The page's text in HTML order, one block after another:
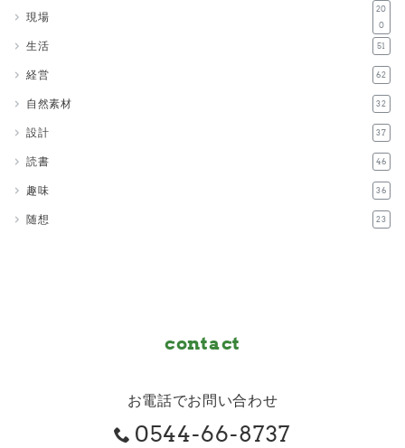
現場
20
0
生活 51
経営 62
自然素材 32
設計 37
読書 46
趣味 36
随想 23
contact
お電話でお問い合わせ
0544-66-8737